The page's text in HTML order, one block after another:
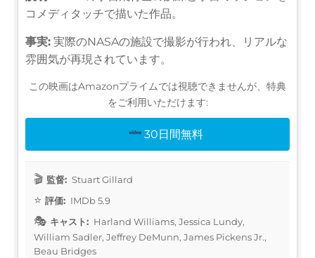
コメディタッチで描いた作品。
事実: 実際のNASAの施設で撮影が行われ、リアルな
雰囲気が再現されています。
この映画はAmazonプライムでは視聴できませんが、特典
をご利用いただけます:
30日間無料
監督: Stuart Gillard
評価: IMDb 5.9
キャスト: Harland Williams, Jessica Lundy,
William Sadler, Jeffrey DeMunn, James Pickens Jr.,
Beau Bridges